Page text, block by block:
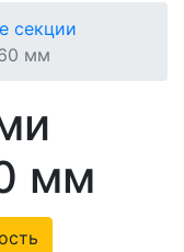
секции
мм
мм